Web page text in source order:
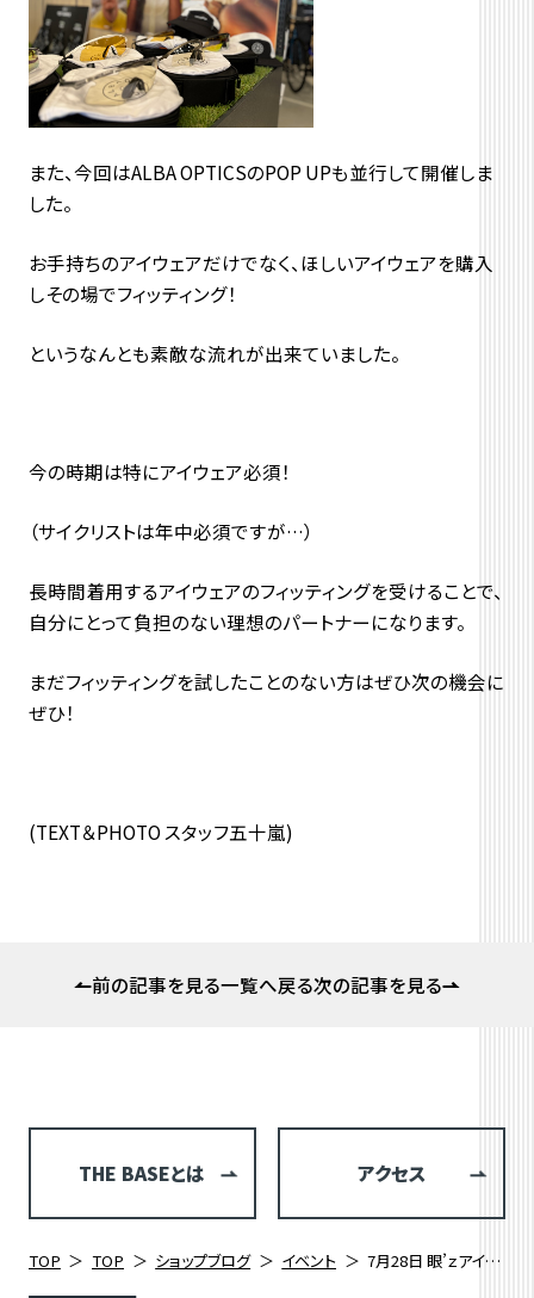
また、今回はALBA OPTICSのPOP UPも並行して開催しま
した。
お手持ちのアイウェアだけでなく、ほしいアイウェアを購入
しその場でフィッティング！
というなんとも素敵な流れが出来ていました。
今の時期は特にアイウェア必須！
（サイクリストは年中必須ですが…）
長時間着用するアイウェアのフィッティングを受けることで、
自分にとって負担のない理想のパートナーになります。
まだフィッティングを試したことのない方はぜひ次の機会に
ぜひ！
(TEXT＆PHOTO スタッフ五十嵐)
前の記事を見る一覧へ戻る次の記事を見る
THE BASEとは アクセス
TOP TOP ショップブログ イベント 7月28日 眼’ｚアイウェアフィッティング開催いたしました